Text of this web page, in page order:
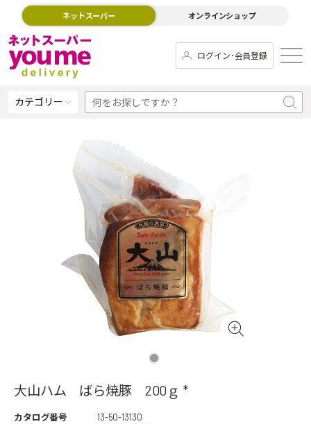
ネットスーパー オンラインショップ
ログイン･会員登録
カテゴリー
大山ハム ばら焼豚 200ｇ *
カタログ番号
13-50-13130